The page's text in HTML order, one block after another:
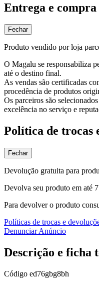
Entrega e
Fechar
Produto vendido por loja
O Magalu se responsabiliza
até o destino final.
As vendas são certificadas
procedência de produtos
Os parceiros são
excelência no serviço e
Política de trocas
Fechar
Devolução gratuita para
Devolva seu produto em até
Para devolver o produto
Políticas de trocas e
Denunciar Anúncio
Descrição e ficha
Código ed76gbg8bh